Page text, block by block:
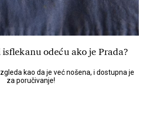
odeću ako je Prada?
kao da je već nošena, i dostupna je
za poručivanje!